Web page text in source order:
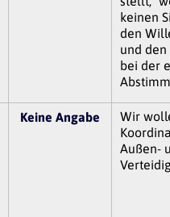
keinen
den
und
bei der
Keine Angabe
Wir
Außen-